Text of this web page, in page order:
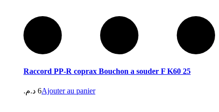
Raccord PP-R coprax Bouchon a souder F K60 25
6 د.م. Ajouter au panier